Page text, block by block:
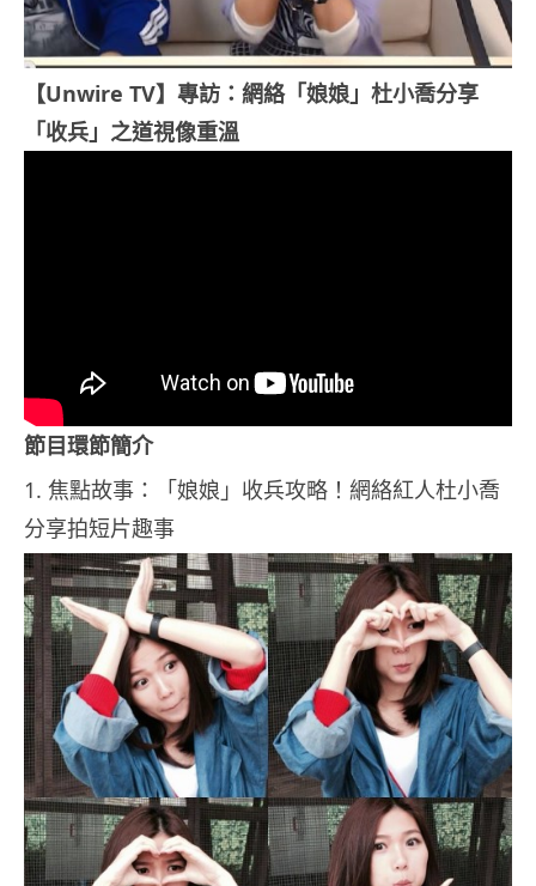
【Unwire TV】專訪：網絡「娘娘」杜小喬分享
「收兵」之道視像重溫
節目環節簡介
1. 焦點故事：「娘娘」收兵攻略！網絡紅人杜小喬
分享拍短片趣事